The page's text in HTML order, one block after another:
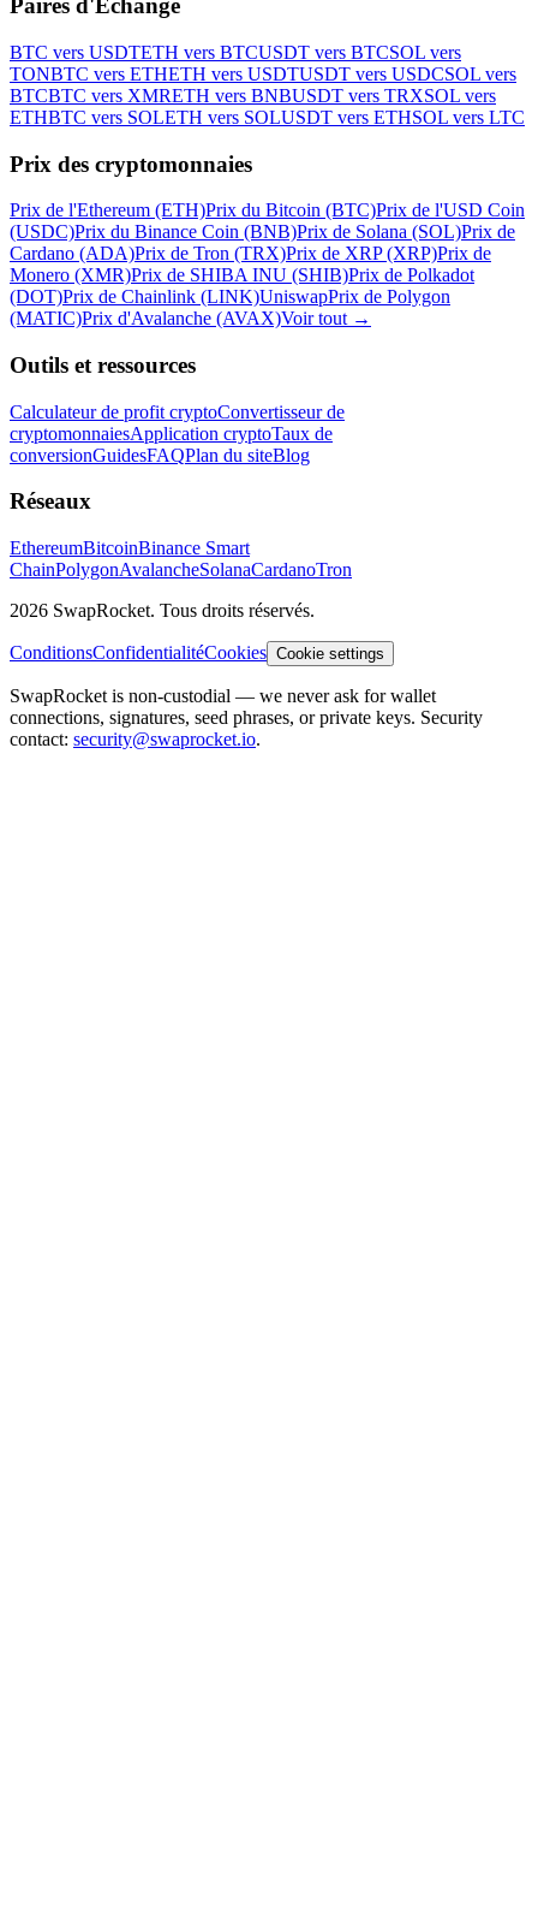
Paires d'Échange
BTC vers USDTETH vers BTCUSDT vers BTCSOL vers
TONBTC vers ETHETH vers USDTUSDT vers USDCSOL vers
BTCBTC vers XMRETH vers BNBUSDT vers TRXSOL vers
ETHBTC vers SOLETH vers SOLUSDT vers ETHSOL vers LTC
Prix des cryptomonnaies
Prix de l'Ethereum (ETH)Prix du Bitcoin (BTC)Prix de l'USD Coin
(USDC)Prix du Binance Coin (BNB)Prix de Solana (SOL)Prix de
Cardano (ADA)Prix de Tron (TRX)Prix de XRP (XRP)Prix de
Monero (XMR)Prix de SHIBA INU (SHIB)Prix de Polkadot
(DOT)Prix de Chainlink (LINK)UniswapPrix de Polygon
(MATIC)Prix d'Avalanche (AVAX)Voir tout →
Outils et ressources
Calculateur de profit cryptoConvertisseur de
cryptomonnaiesApplication cryptoTaux de
conversionGuidesFAQPlan du siteBlog
Réseaux
EthereumBitcoinBinance Smart
ChainPolygonAvalancheSolanaCardanoTron
2026 SwapRocket. Tous droits réservés.
ConditionsConfidentialitéCookies Cookie settings
SwapRocket is non-custodial — we never ask for wallet
connections, signatures, seed phrases, or private keys. Security
contact: security@swaprocket.io.